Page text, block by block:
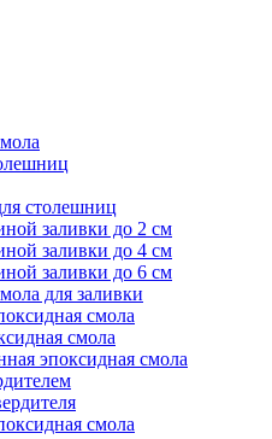
столешниц
заливки до 2 см
заливки до 4 см
заливки до 6 см
для заливки
смола
смола
эпоксидная смола
смола